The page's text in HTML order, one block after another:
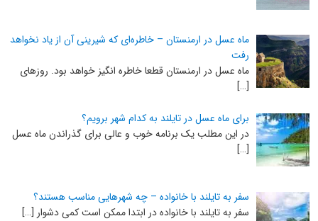
ماه عسل در ارمنستان – خاطره‌ای که شیرینی آن از یاد نخواهد
رفت
ماه عسل در ارمنستان قطعا خاطره انگیز خواهد بود. روزهای
[…]
برای ماه عسل در تایلند به کدام شهر برویم؟
در این مطلب یک برنامه خوب و عالی برای گذراندن ماه عسل
[…]
سفر به تایلند با خانواده – چه شهرهایی مناسب هستند؟
سفر به تایلند با خانواده در ابتدا ممکن است کمی دشوار […]